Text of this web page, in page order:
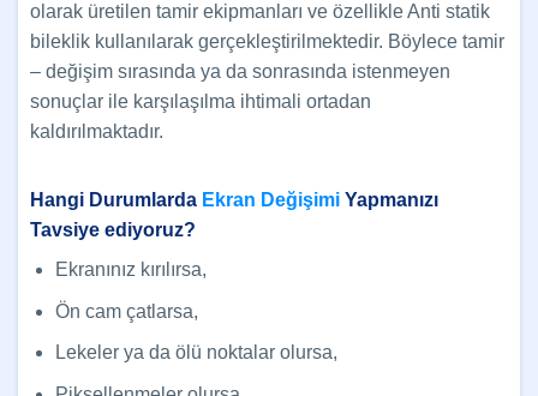
olarak üretilen tamir ekipmanları ve özellikle Anti statik
bileklik kullanılarak gerçekleştirilmektedir. Böylece tamir
– değişim sırasında ya da sonrasında istenmeyen
sonuçlar ile karşılaşılma ihtimali ortadan
kaldırılmaktadır.
Hangi Durumlarda Ekran Değişimi Yapmanızı
Tavsiye ediyoruz?
Ekranınız kırılırsa,
Ön cam çatlarsa,
Lekeler ya da ölü noktalar olursa,